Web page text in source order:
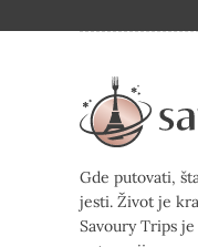
Gde putovati,
jesti. Život je
Savoury Trips